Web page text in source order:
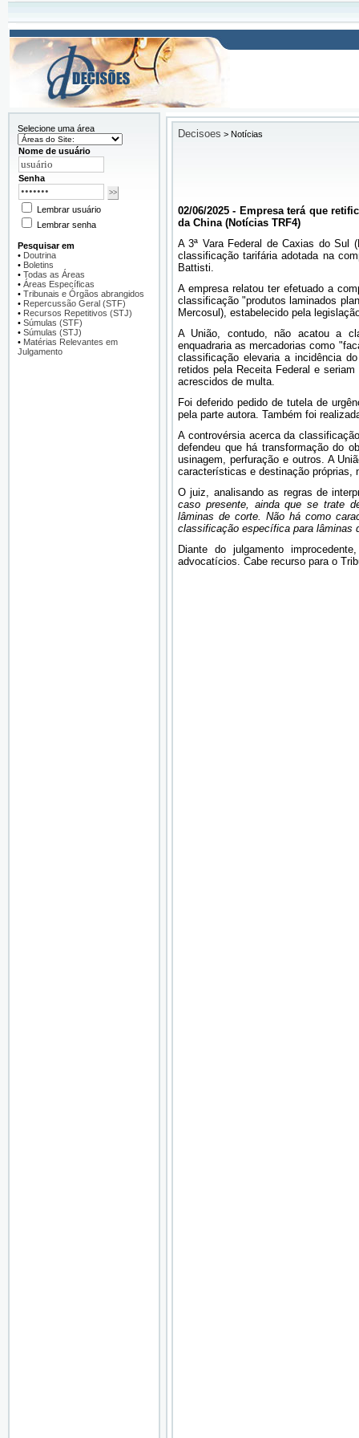
Selecione uma área
Nome de usuário
Senha
Lembrar usuário
Lembrar senha
Pesquisar em
• Doutrina
• Boletins
• Todas as Áreas
• Áreas Específicas
• Tribunais e Órgãos abrangidos
• Repercussão Geral (STF)
• Recursos Repetitivos (STJ)
• Súmulas (STF)
• Súmulas (STJ)
• Matérias Relevantes em
Julgamento
Decisoes > Notícias
02/06/2025 - Empresa terá que
da China (Notícias TRF4)
A 3ª Vara Federal de Caxias do Sul
classificação tarifária adotada na
Battisti.
A empresa relatou ter efetuado a
classificação "produtos laminados
Mercosul), estabelecido pela
A União, contudo, não acatou a
enquadraria as mercadorias como
classificação elevaria a incidência
retidos pela Receita Federal e
acrescidos de multa.
Foi deferido pedido de tutela de
pela parte autora. Também foi
A controvérsia acerca da
defendeu que há transformação do
usinagem, perfuração e outros. A
características e destinação próprias,
O juiz, analisando as regras de
caso presente, ainda que se trate
lâminas de corte. Não há como
classificação específica para lâminas
Diante do julgamento
advocatícios. Cabe recurso para o